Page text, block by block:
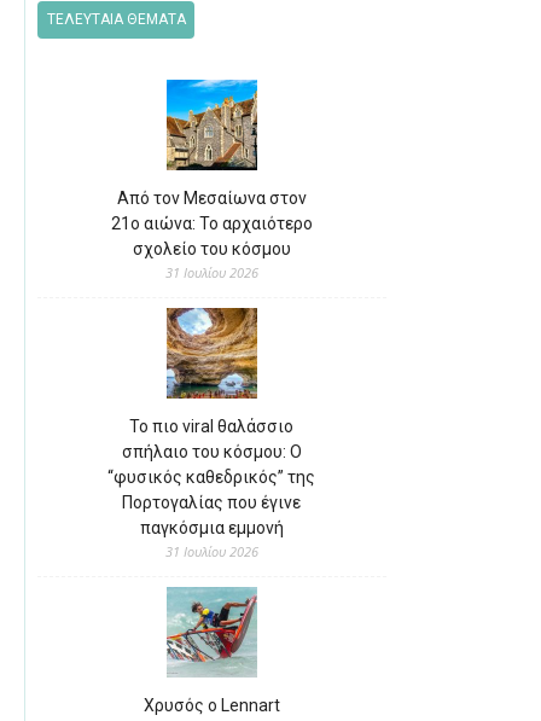
ΤΕΛΕΥΤΑΙΑ ΘΕΜΑΤΑ
Από τον Μεσαίωνα στον
21ο αιώνα: Το αρχαιότερο
σχολείο του κόσμου
31 Ιουλίου 2026
Το πιο viral θαλάσσιο
σπήλαιο του κόσμου: Ο
“φυσικός καθεδρικός” της
Πορτογαλίας που έγινε
παγκόσμια εμμονή
31 Ιουλίου 2026
Χρυσός ο Lennart